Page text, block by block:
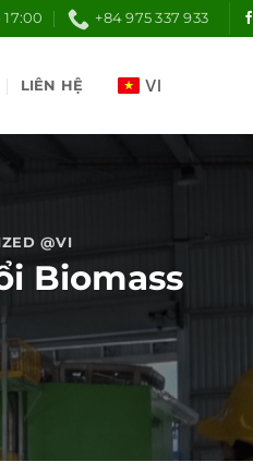
+84 975 337 933
LIÊN HỆ
@VI
Biomass